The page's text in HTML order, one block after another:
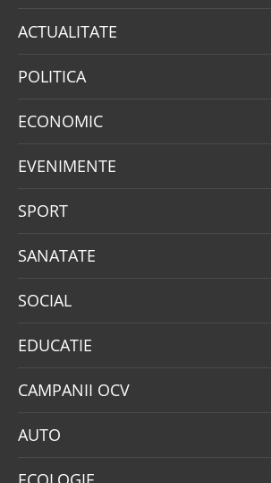
ACTUALITATE
POLITICA
ECONOMIC
EVENIMENTE
SPORT
SANATATE
SOCIAL
EDUCATIE
CAMPANII OCV
AUTO